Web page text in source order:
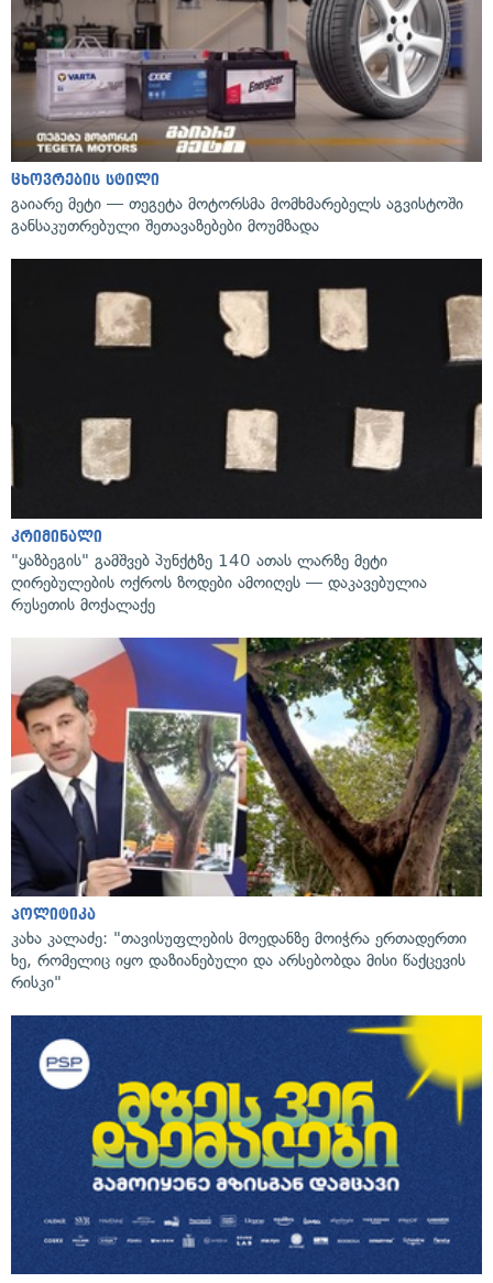
ცხოვრების სტილი
გაიარე მეტი — თეგეტა მოტორსმა მომხმარებელს აგვისტოში
განსაკუთრებული შეთავაზებები მოუმზადა
კრიმინალი
"ყაზბეგის" გამშვებ პუნქტზე 140 ათას ლარზე მეტი
ღირებულების ოქროს ზოდები ამოიღეს — დაკავებულია
რუსეთის მოქალაქე
პოლიტიკა
კახა კალაძე: "თავისუფლების მოედანზე მოიჭრა ერთადერთი
ხე, რომელიც იყო დაზიანებული და არსებობდა მისი წაქცევის
რისკი"